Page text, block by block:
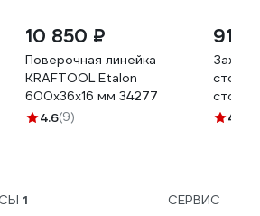
10 850 ₽
Поверочная линейка
KRAFTOOL Etalon
600x36x16 мм 34277
4.6(9)
917
Зажим
столу
4.8
1 СЕРВИС